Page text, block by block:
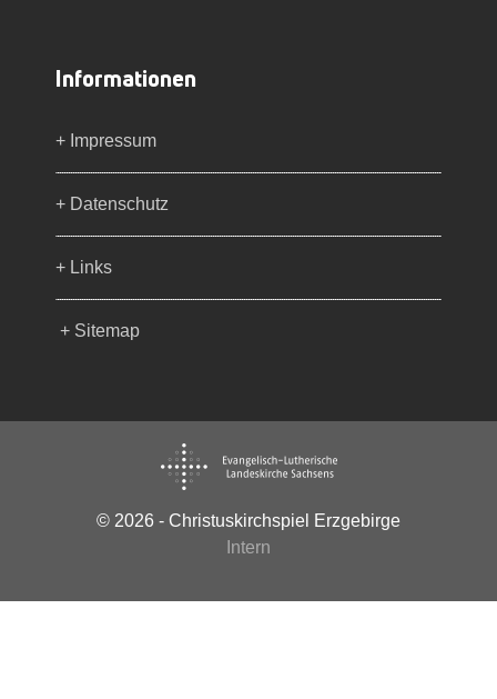
Informationen
+ Impressum
+ Datenschutz
+ Links
+ Sitemap
© 2026 - Christuskirchspiel Erzgebirge
Intern